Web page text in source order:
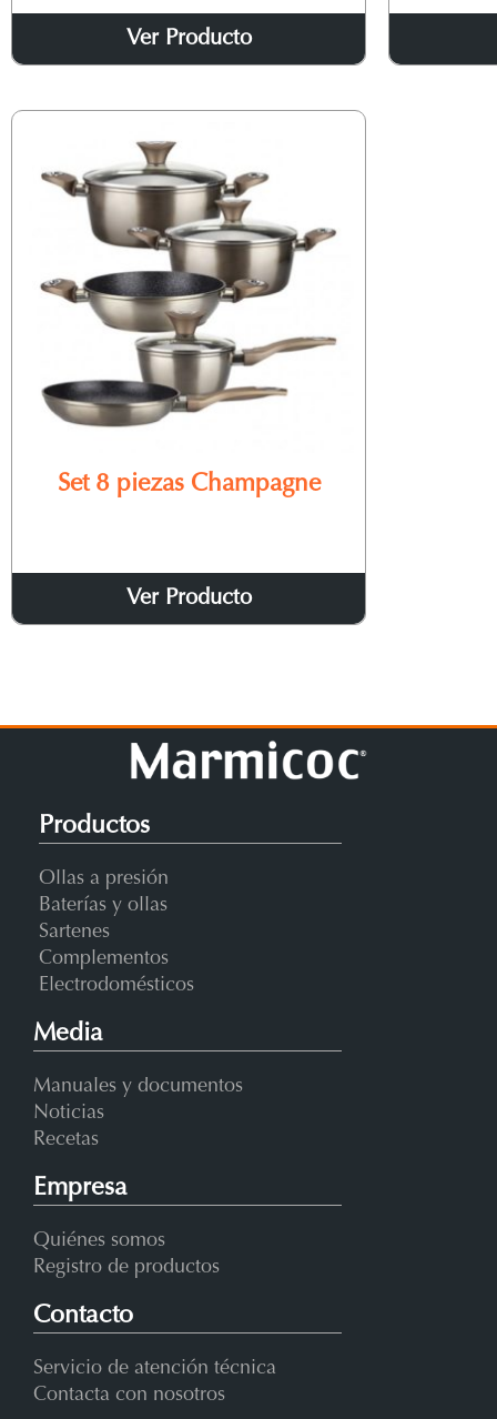
Ver Producto
Set 8 piezas Champagne
Ver Producto
Productos
Ollas a presión
Baterías y ollas
Sartenes
Complementos
Electrodomésticos
Media
Manuales y documentos
Noticias
Recetas
Empresa
Quiénes somos
Registro de productos
Contacto
Servicio de atención técnica
Contacta con nosotros